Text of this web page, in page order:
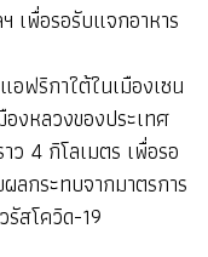
เพื่อรอรับแจกอาหาร
ฟริกาใต้ในเมืองเซน
งหลวงของประเทศ
4 กิโลเมตร เพื่อรอ
ลกระทบจากมาตรการ
สโควิด-19